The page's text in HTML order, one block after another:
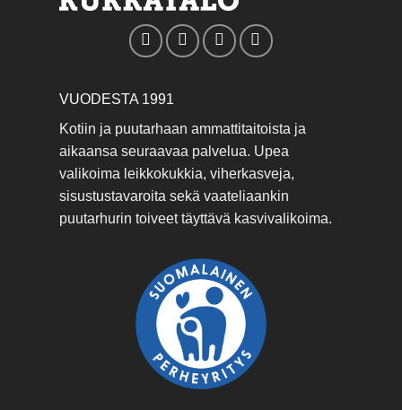
VUODESTA 1991
Kotiin ja puutarhaan ammattitaitoista ja
aikaansa seuraavaa palvelua. Upea
valikoima leikkokukkia, viherkasveja,
sisustustavaroita sekä vaateliaankin
puutarhurin toiveet täyttävä kasvivalikoima.